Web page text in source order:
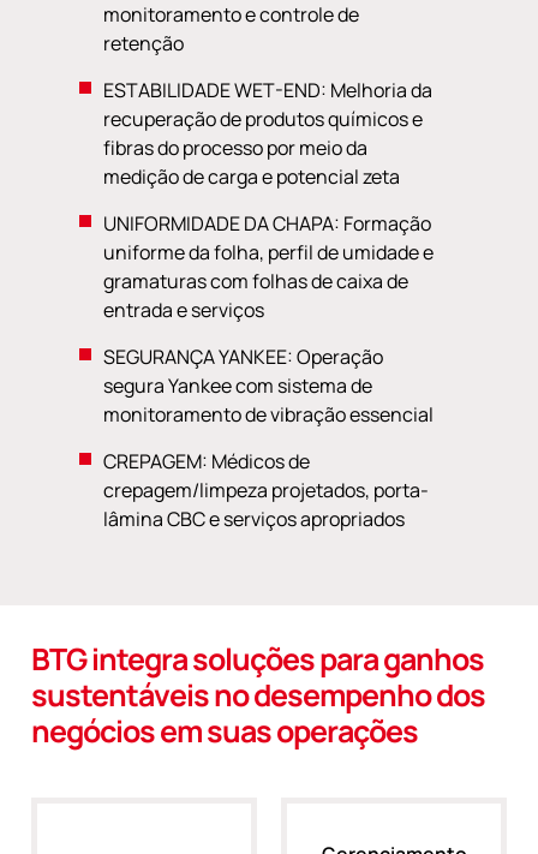
monitoramento e controle de
retenção
ESTABILIDADE WET-END: Melhoria da
recuperação de produtos químicos e
fibras do processo por meio da
medição de carga e potencial zeta
UNIFORMIDADE DA CHAPA: Formação
uniforme da folha, perfil de umidade e
gramaturas com folhas de caixa de
entrada e serviços
SEGURANÇA YANKEE: Operação
segura Yankee com sistema de
monitoramento de vibração essencial
CREPAGEM: Médicos de
crepagem/limpeza projetados, porta-
lâmina CBC e serviços apropriados
BTG integra soluções para ganhos
sustentáveis no desempenho dos
negócios em suas operações